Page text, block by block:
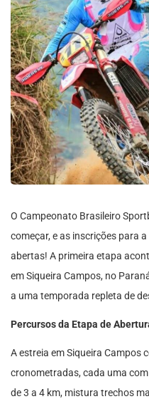
O Campeonato Brasileiro
começar, e as inscrições para
abertas! A primeira etapa
em Siqueira Campos, no
a uma temporada repleta de
Percursos da Etapa de
A estreia em Siqueira Campos
cronometradas, cada uma
de 3 a 4 km, mistura trechos